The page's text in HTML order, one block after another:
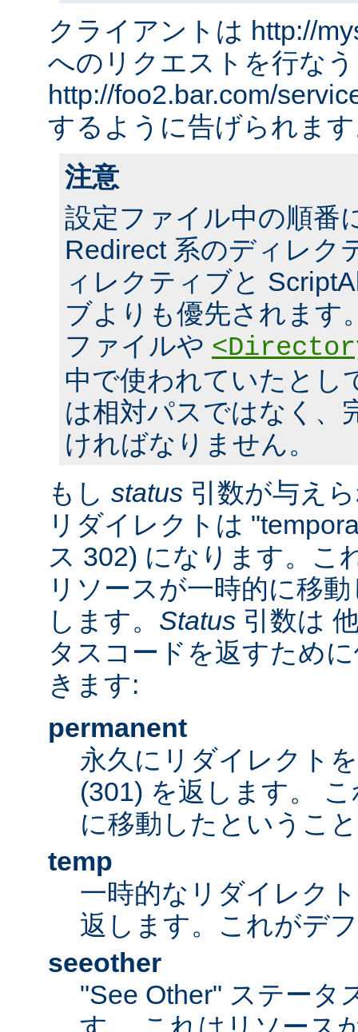
クライアントは http://
へのリクエストを行な
http://foo2.bar.com/
するように告げられま
注意
設定ファイル中の順番
Redirect 系のディレク
ィレクティブと
ブよりも優先されます
ファイルや
中で使われていたとし
は相対パスではなく、
ければなりません。
もし status 引数が与え
リダイレクトは
ス 302) になります。こ
リソースが一時的に移
します。 Status 引数は
タスコードを返すため
きます:
permanent
永久にリダイレクト
(301) を返します。
に移動したというこ
temp
一時的なリダイレク
返します。これがデ
seeother
"See Other" ステータ